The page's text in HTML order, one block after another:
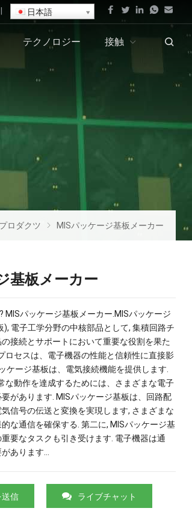
日本語
テクノロジー 接触
プロダクツ MISパッケージ基板メーカー
基板メーカー
MISパッケージ基板メーカー.MISパッケージ
), 電子工学分野の中核部品として, 集積回路チ
接続とサポートにおいて重要な役割を果た
ロセスは、電子機器の性能と信頼性に直接影
ケージ基板は、電気接続機能を提供します.
な動作を達成するためには、さまざまな電子
があります. MISパッケージ基板は、回路配
信号の伝送と変換を実現します, さまざまな
な通信を確保する. 第二に, MISパッケージ基
要なタスクも引き受けます. 電子機器は通
あります…
送信 ライブチャット